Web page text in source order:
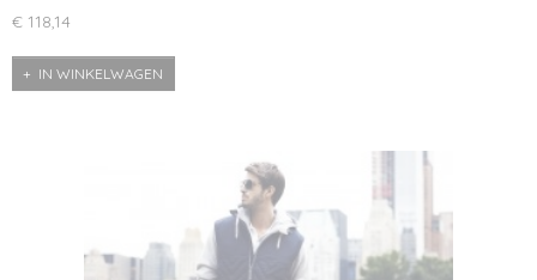
€ 118,14
IN WINKELWAGEN